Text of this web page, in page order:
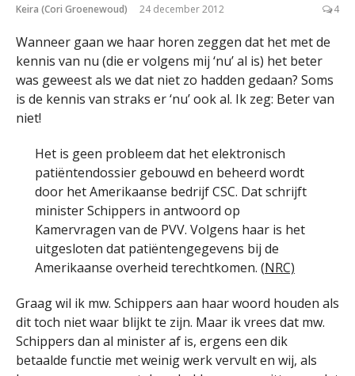
Keira (Cori Groenewoud) 24 december 2012 4
Wanneer gaan we haar horen zeggen dat het met de
kennis van nu (die er volgens mij ‘nu’ al is) het beter
was geweest als we dat niet zo hadden gedaan? Soms
is de kennis van straks er ‘nu’ ook al. Ik zeg: Beter van
niet!
Het is geen probleem dat het elektronisch
patiëntendossier gebouwd en beheerd wordt
door het Amerikaanse bedrijf CSC. Dat schrijft
minister Schippers in antwoord op
Kamervragen van de PVV. Volgens haar is het
uitgesloten dat patiëntengegevens bij de
Amerikaanse overheid terechtkomen. (NRC)
Graag wil ik mw. Schippers aan haar woord houden als
dit toch niet waar blijkt te zijn. Maar ik vrees dat mw.
Schippers dan al minister af is, ergens een dik
betaalde functie met weinig werk vervult en wij, als